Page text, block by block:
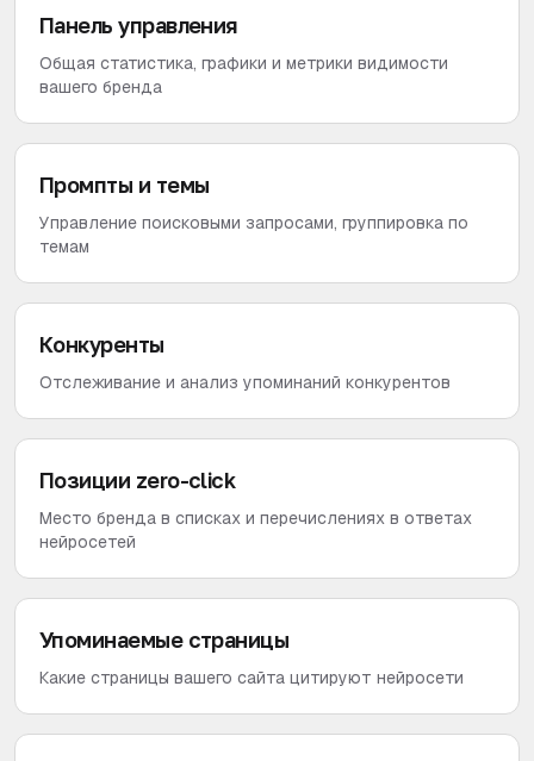
Панель управления
Общая статистика, графики и метрики видимости
вашего бренда
Промпты и темы
Управление поисковыми запросами, группировка по
темам
Конкуренты
Отслеживание и анализ упоминаний конкурентов
Позиции zero-click
Место бренда в списках и перечислениях в ответах
нейросетей
Упоминаемые страницы
Какие страницы вашего сайта цитируют нейросети